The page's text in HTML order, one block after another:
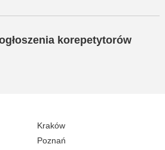
korepetytorów
Kraków
Poznań